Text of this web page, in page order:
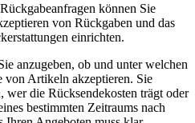
können Sie
von Rückgaben und das
einrichten.
anzugeben, ob und unter welchen
von Artikeln akzeptieren. Sie
wer die Rücksendekosten trägt oder
bestimmten Zeitraums nach